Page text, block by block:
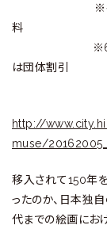
※各種障がい
料
※65 歳以上
は団体割引
(年齢・住所
http://
muse/
移入されて150年
ったのか、日本独
代までの絵画にお